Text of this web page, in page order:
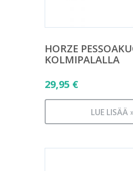
HORZE
KOLMIPALALLA
29,95 €
LUE LISÄÄ